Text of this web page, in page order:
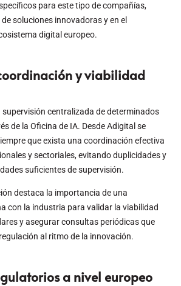
para este tipo de compañías,
soluciones innovadoras y en el
digital europeo.
y viabilidad
supervisión centralizada de determinados
de la Oficina de IA. Desde Adigital se
que exista una coordinación efectiva
y sectoriales, evitando duplicidades y
suficientes de supervisión.
destaca la importancia de una
con la industria para validar la viabilidad
y asegurar consultas periódicas que
al ritmo de la innovación.
a nivel europeo